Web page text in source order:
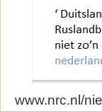
www.nrc.nl/